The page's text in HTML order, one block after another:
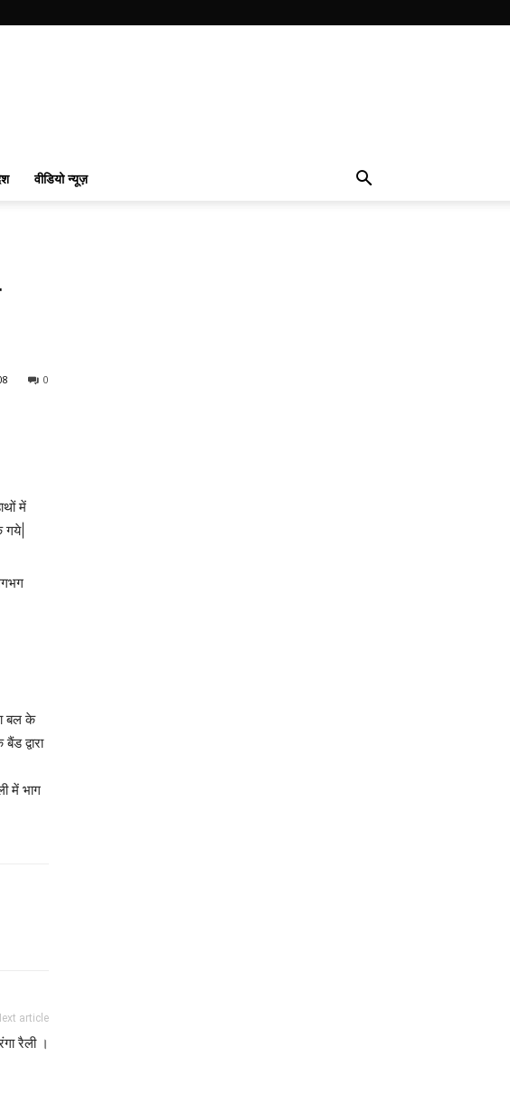
वीडियो न्यूज़
0
में
गये|
बल के
द्वारा
में भाग
article
रैली ।